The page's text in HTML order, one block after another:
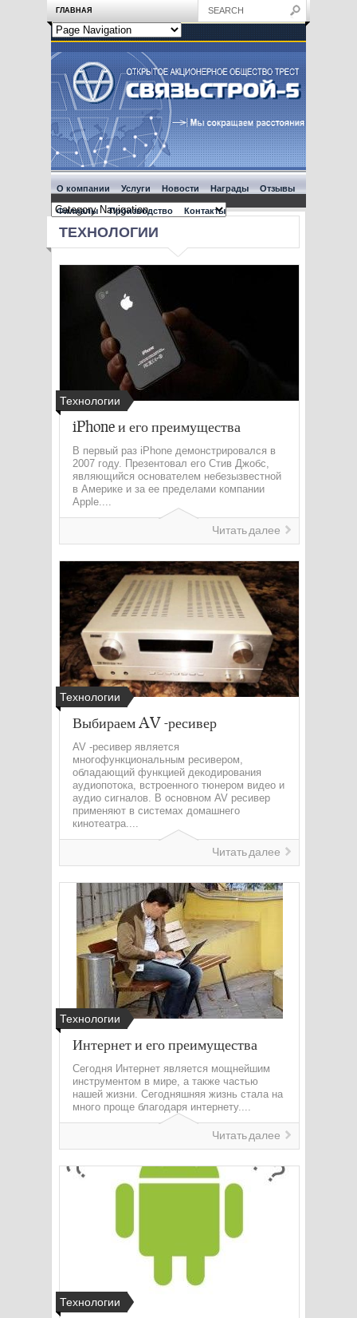
ГЛАВНАЯ
О компании Услуги Новости Награды Отзывы
Филиалы Производство Контакты
ТЕХНОЛОГИИ
Технологии
iPhone и его преимущества
В первый раз iPhone демонстрировался в
2007 году. Презентовал его Стив Джобс,
являющийся основателем небезызвестной
в Америке и за ее пределами компании
Apple....
Читать далее
Технологии
Выбираем AV -ресивер
AV -ресивер является
многофункциональным ресивером,
обладающий функцией декодирования
аудиопотока, встроенного тюнером видео и
аудио сигналов. В основном AV ресивер
применяют в системах домашнего
кинотеатра....
Читать далее
Технологии
Интернет и его преимущества
Сегодня Интернет является мощнейшим
инструментом в мире, а также частью
нашей жизни. Сегодняшняя жизнь стала на
много проще благодаря интернету....
Читать далее
Технологии